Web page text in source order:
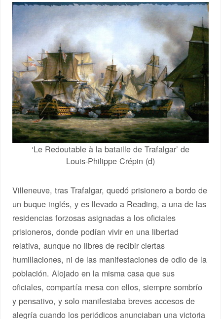
‘Le Redoutable à la bataille de Trafalgar’ de
Louis-Philippe Crépin (d)
Villeneuve, tras Trafalgar, quedó prisionero a bordo de
un buque inglés, y es llevado a Reading, a una de las
residencias forzosas asignadas a los oficiales
prisioneros, donde podían vivir en una libertad
relativa, aunque no libres de recibir ciertas
humillaciones, ni de las manifestaciones de odio de la
población. Alojado en la misma casa que sus
oficiales, compartía mesa con ellos, siempre sombrío
y pensativo, y solo manifestaba breves accesos de
alegría cuando los periódicos anunciaban una victoria